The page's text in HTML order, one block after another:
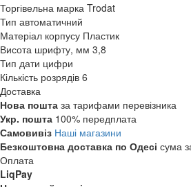
Торгівельна марка Trodat
Тип автоматичний
Матеріал корпусу Пластик
Висота шрифту, мм 3,8
Тип дати цифри
Кількість розрядів 6
Доставка
Нова пошта за тарифами перевізника
Укр. пошта 100% передплата
Самовивіз Наші магазини
Безкоштовна доставка по Одесі сума
Оплата
LiqPay